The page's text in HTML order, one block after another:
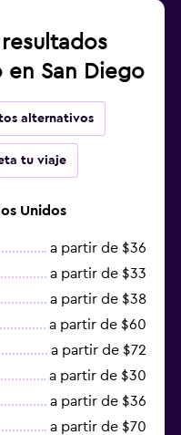
San Diego
alternativos
tu viaje
Unidos
a partir de $36
a partir de $33
a partir de $38
a partir de $60
a partir de $72
a partir de $30
a partir de $36
a partir de $70